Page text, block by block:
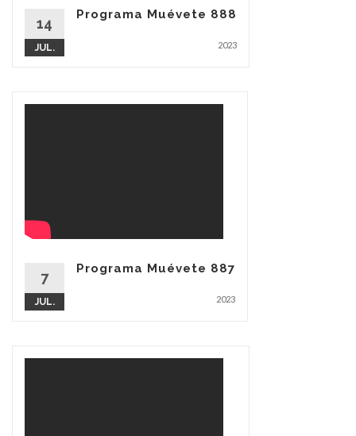
14
JUL.
Programa Muévete 888
2023
7
JUL.
Programa Muévete 887
2023